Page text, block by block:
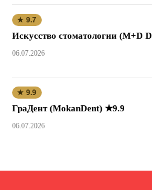
★ 9.7
Искусство стоматологии (M+D
06.07.2026
★ 9.9
ГраДент (MokanDent) ★9.9
06.07.2026